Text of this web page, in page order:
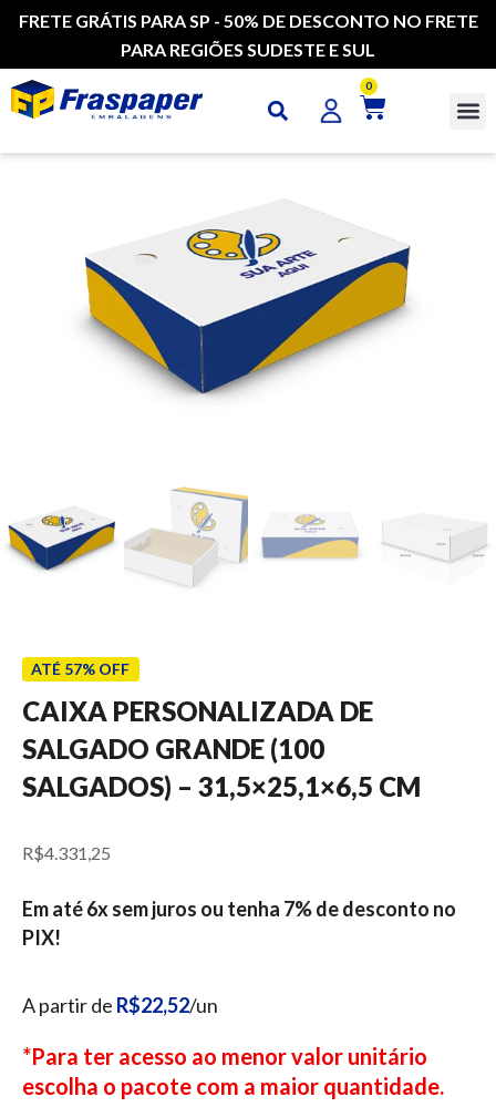
FRETE GRÁTIS PARA SP - 50% DE DESCONTO NO FRETE
PARA REGIÕES SUDESTE E SUL
0
ATÉ 57% OFF
CAIXA PERSONALIZADA DE
SALGADO GRANDE (100
SALGADOS) – 31,5×25,1×6,5 CM
R$4.331,25
Em até 6x sem juros ou tenha 7% de desconto no
PIX!
A partir de R$22,52/un
*Para ter acesso ao menor valor unitário
escolha o pacote com a maior quantidade.